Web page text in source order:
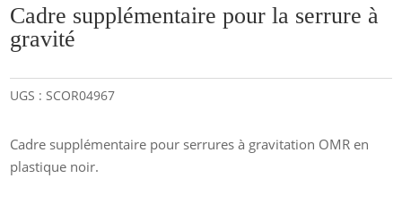
Cadre supplémentaire pour la serrure à
gravité
UGS : SCOR04967
Cadre supplémentaire pour serrures à gravitation OMR en
plastique noir.